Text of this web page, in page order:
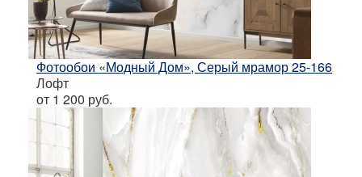
Фотообои «Модный Дом», Серый мрамор 25-166
Лофт
от 1 200 руб.